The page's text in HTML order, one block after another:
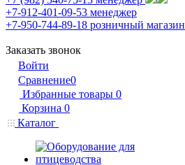
+7-912-401-09-53 менеджер
+7-950-744-89-18 розничный магазин
Заказать звонок
Войти
Сравнение0
Избранные товары 0
Корзина 0
Каталог